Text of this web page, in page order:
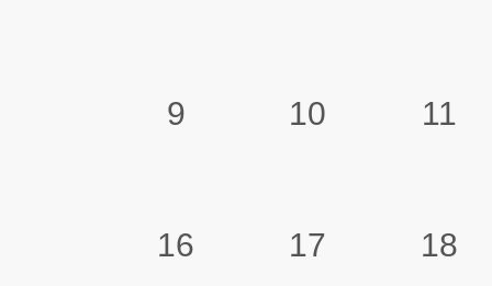
9 10 11
16 17 18